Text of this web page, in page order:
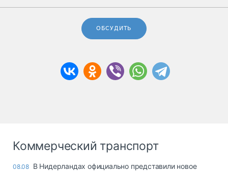
ОБСУДИТЬ
Коммерческий транспорт
08.08 В Нидерландах официально представили новое